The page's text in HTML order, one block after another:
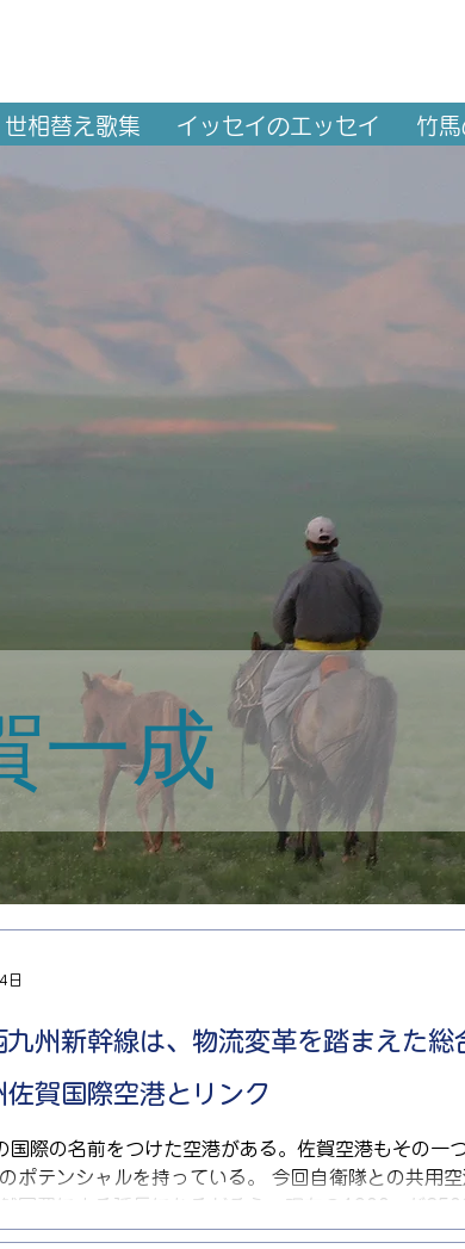
世相替え歌集 イッセイのエッセイ 竹
一成
九州新幹線は、物流変革を踏まえた総
賀国際空港とリンク
国際の名前をつけた空港がある。佐賀空港もその一
ポテンシャルを持っている。 今回自衛隊との共用
然国費による延長になるだろう。現在の1900mが
ロッパまで飛べるだろう。国際空港というだけでな
日